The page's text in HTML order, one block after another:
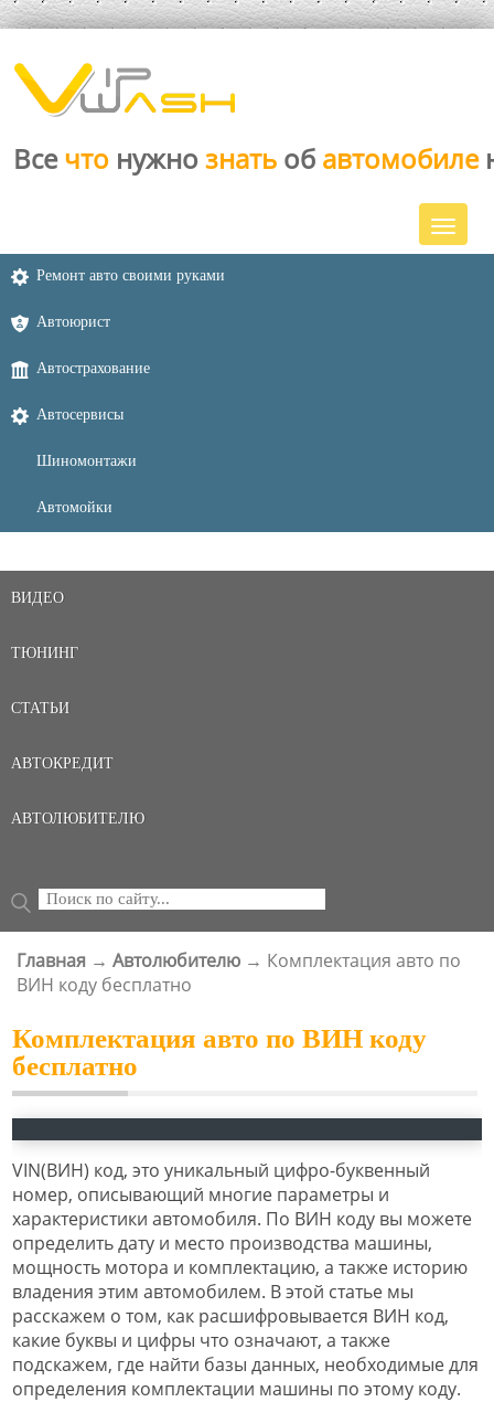
Все что нужно знать об автомобиле
Ремонт авто своими руками
Автоюрист
Автострахование
Автосервисы
Шиномонтажи
Автомойки
ВИДЕО
ТЮНИНГ
СТАТЬИ
АВТОКРЕДИТ
АВТОЛЮБИТЕЛЮ
ФОРМА ПОИСКА
Поиск
ВЫ ЗДЕСЬ
Главная → Автолюбителю → Комплектация авто по
ВИН коду бесплатно
Комплектация авто по ВИН коду
бесплатно
VIN(ВИН) код, это уникальный цифро-буквенный
номер, описывающий многие параметры и
характеристики автомобиля. По ВИН коду вы можете
определить дату и место производства машины,
мощность мотора и комплектацию, а также историю
владения этим автомобилем. В этой статье мы
расскажем о том, как расшифровывается ВИН код,
какие буквы и цифры что означают, а также
подскажем, где найти базы данных, необходимые для
определения комплектации машины по этому коду.